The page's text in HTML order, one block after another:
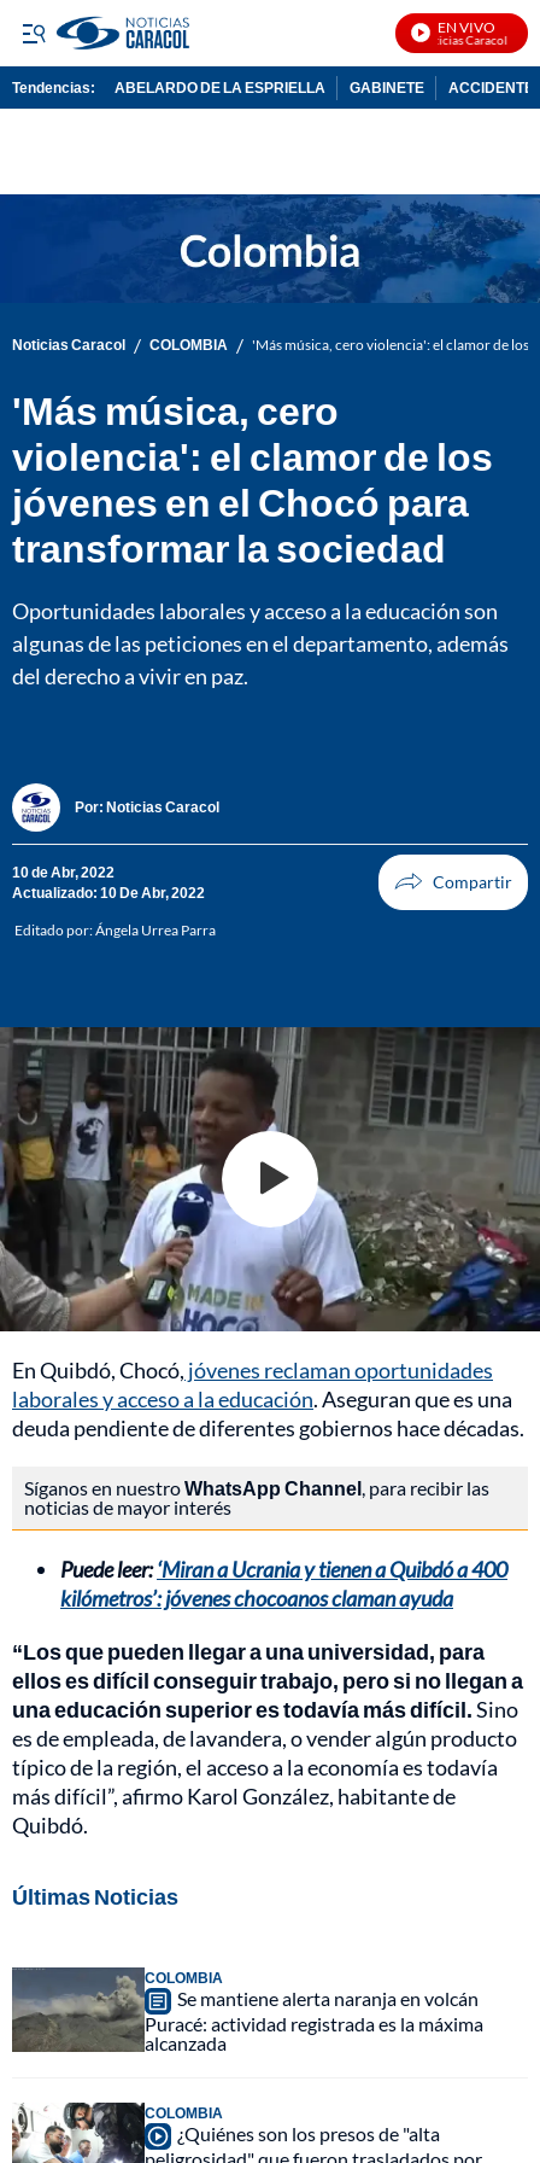
EN VIVO
Noticias Caracol En
Tendencias: ABELARDO DE LA ESPRIELLA GABINETE ACCIDENTE
Noticias Caracol / COLOMBIA / 'Más música, cero violencia': el clamor de los
'Más música, cero
violencia': el clamor de los
jóvenes en el Chocó para
transformar la sociedad
Oportunidades laborales y acceso a la educación son
algunas de las peticiones en el departamento, además
del derecho a vivir en paz.
Por: Noticias Caracol
10 de Abr, 2022
Actualizado: 10 De Abr, 2022
Editado por:Ángela Urrea Parra
En Quibdó, Chocó, jóvenes reclaman oportunidades
laborales y acceso a la educación. Aseguran que es una
deuda pendiente de diferentes gobiernos hace décadas.
Síganos en nuestroWhatsApp Channel , para recibir las
noticias de mayor interés
Puede leer:‘Miran a Ucrania y tienen a Quibdó a 400
kilómetros’: jóvenes chocoanos claman ayuda
“Los que pueden llegar a una universidad, para
ellos es difícil conseguir trabajo, pero si no llegan a
una educación superior es todavía más difícil.Sino
es de empleada, de lavandera, o vender algún producto
típico de la región, el acceso a la economía es todavía
más difícil”, afirmo Karol González, habitante de
Quibdó.
Últimas Noticias
COLOMBIA
Se mantiene alerta naranja en volcán
Puracé: actividad registrada es la máxima
alcanzada
COLOMBIA
¿Quiénes son los presos de "alta
peligrosidad" que fueron trasladados por